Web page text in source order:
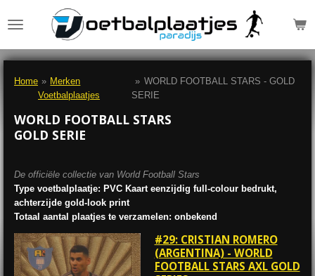
direct
de
Home » Merken
Voetbalplaatjes
» WORLD FOOTBALL STARS - GOLD
SERIE
WORLD FOOTBALL STARS
GOLD SERIE
De officiële collectie van World Football Stars
Type voetbalplaatje: PVC Kaart eenzijdig full-colour bedrukt,
achterzijde gold-look print
Totaal aantal plaatjes te verzamelen: onbekend
#29: CRISTIAN ROMERO
(ARGENTINA) - WORLD
FOOTBALL STARS AXL GOLD